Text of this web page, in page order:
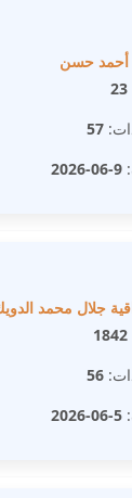
حجازي
أحمد حسن
23
57
9-06-2026
جلال محمد
1842
56
5-06-2026